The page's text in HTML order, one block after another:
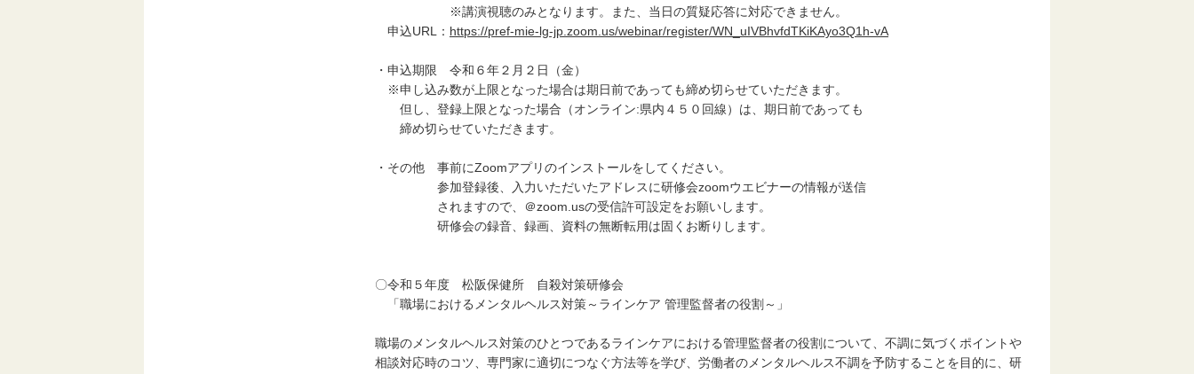
※講演視聴のみとなります。また、当日の質疑応答に対応できません。
申込URL： https://pref-mie-lg-jp.zoom.us/webinar/register/WN_uIVBhvfdTKiKAyo3Q1h-vA
・申込期限 令和６年２月２日（金）
※申し込み数が上限となった場合は期日前であっても締め切らせていただきます。
但し、登録上限となった場合（オンライン:県内４５０回線）は、期日前であっても
締め切らせていただきます。
・その他 事前にZoomアプリのインストールをしてください。
参加登録後、入力いただいたアドレスに研修会zoomウエビナーの情報が送信
されますので、＠zoom.usの受信許可設定をお願いします。
研修会の録音、録画、資料の無断転用は固くお断りします。
〇令和５年度 松阪保健所 自殺対策研修会
「職場におけるメンタルヘルス対策～ラインケア 管理監督者の役割～」
職場のメンタルヘルス対策のひとつであるラインケアにおける管理監督者の役割について、不調に気づくポイントや
相談対応時のコツ、専門家に適切につなぐ方法等を学び、労働者のメンタルヘルス不調を予防することを目的に、研